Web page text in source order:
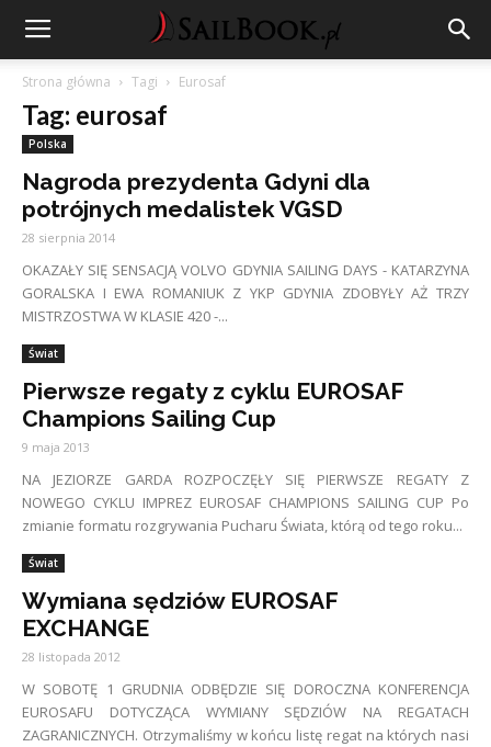
Strona główna Tagi Eurosaf
Tag: eurosaf
Polska
Nagroda prezydenta Gdyni dla
potrójnych medalistek VGSD
28 sierpnia 2014
OKAZAŁY SIĘ SENSACJĄ VOLVO GDYNIA SAILING DAYS - KATARZYNA
GORALSKA I EWA ROMANIUK Z YKP GDYNIA ZDOBYŁY AŻ TRZY
MISTRZOSTWA W KLASIE 420 -...
Świat
Pierwsze regaty z cyklu EUROSAF
Champions Sailing Cup
9 maja 2013
NA JEZIORZE GARDA ROZPOCZĘŁY SIĘ PIERWSZE REGATY Z
NOWEGO CYKLU IMPREZ EUROSAF CHAMPIONS SAILING CUP Po
zmianie formatu rozgrywania Pucharu Świata, którą od tego roku...
Świat
Wymiana sędziów EUROSAF
EXCHANGE
28 listopada 2012
W SOBOTĘ 1 GRUDNIA ODBĘDZIE SIĘ DOROCZNA KONFERENCJA
EUROSAFU DOTYCZĄCA WYMIANY SĘDZIÓW NA REGATACH
ZAGRANICZNYCH. Otrzymaliśmy w końcu listę regat na których nasi